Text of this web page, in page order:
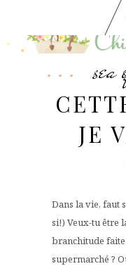
sea
JE
Dans la vie, faut
si!) Veux-tu être
branchitude faite
supermarché ?